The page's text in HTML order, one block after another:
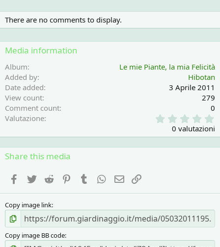
There are no comments to display.
Media information
Album
Le mie Piante, la mia Felicità
Added by
Hibotan
Date added
3 Aprile 2011
View count
279
Comment count
0
Valutazione
0
0
a
)
0 valutazioni
Share this media
Facebook
Twitter Reddit PinterestTumblr WhatsApp
e-mail
Copy image link
Copy image BB code